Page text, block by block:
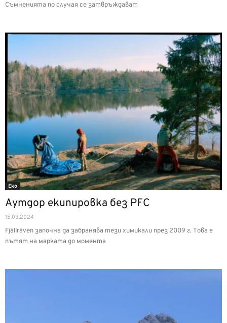
Съмненията по случая се затвръждават
Еко
Аутдор екипировка без PFC
15.03.2024
Fjällräven започна да забранява тези химикали през 2009 г. Това е
пътят на марката до момента